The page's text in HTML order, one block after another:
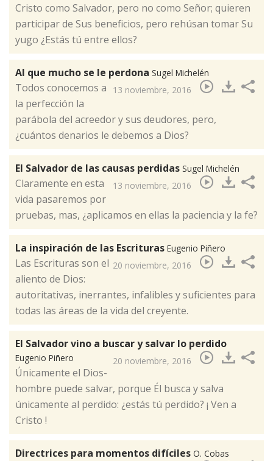
Cristo como Salvador, pero no como Señor; quieren
participar de Sus beneficios, pero rehúsan tomar Su
yugo ¿Estás tú entre ellos?
Al que mucho se le perdona Sugel Michelén
13 noviembre, 2016
Todos conocemos a
la perfección la
parábola del acreedor y sus deudores, pero,
¿cuántos denarios le debemos a Dios?​
El Salvador de las causas perdidas Sugel Michelén
13 noviembre, 2016
Claramente en esta
vida pasaremos por
pruebas, mas, ¿aplicamos en ellas la paciencia y la fe?​
La inspiración de las Escrituras Eugenio Piñero
20 noviembre, 2016
Las Escrituras son el
aliento de Dios:
autoritativas, inerrantes, infalibles y suficientes para
todas las áreas de la vida del creyente.​
El Salvador vino a buscar y salvar lo perdido
Eugenio Piñero 20 noviembre, 2016
Únicamente el Dios-
hombre puede salvar, porque Él busca y salva
únicamente al perdido: ¿estás tú perdido? ¡ Ven a
Cristo !​
Directrices para momentos difíciles O. Cobas